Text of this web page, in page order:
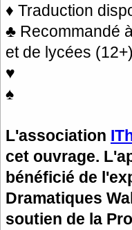
♦ Traduction
♣ Recommandé
et de lycées
♥
♠
L'association
cet ouvrage.
bénéficié de
Dramatiques
soutien de la